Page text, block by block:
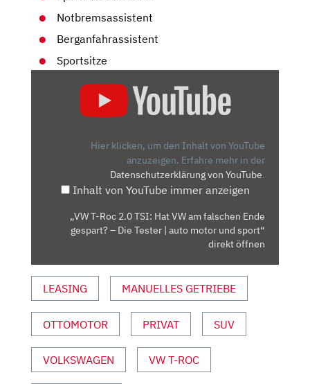
Notbremsassistent
Berganfahrassistent
Sportsitze
FALSCHEN
DIE
TESTER
|
AUTO
UND
SPORT“
Hier klicken, um den Inhalt von YouTube
anzuzeigen. Erfahre mehr in der
Datenschutzerklärung von YouTube.
Inhalt von YouTube immer anzeigen
„VW T-Roc 2.0 TSI: Hat VW am falschen Ende
gespart? – Die Tester | auto motor und sport“
direkt öffnen
LEASING MANUELLES GETRIEBE
OTTOMOTOR PRIVAT SUV
VOLKSWAGEN VW T-ROC